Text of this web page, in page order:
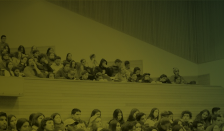
VOLVER ATRÁS
VOLVER ATRÁS
VOLVER ATRÁS